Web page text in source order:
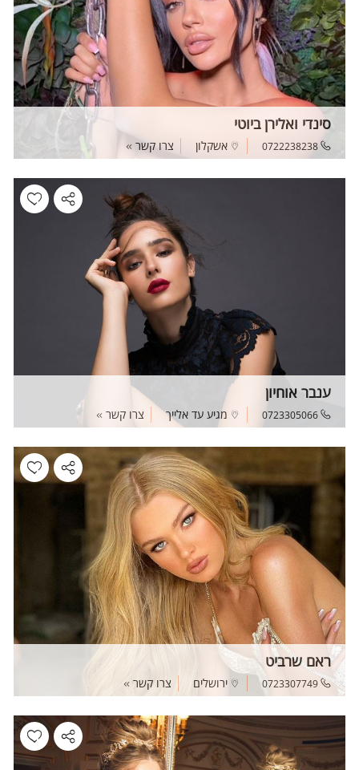
סינדי ואלירן ביוטי
0722238238 אשקלון צרו קשר
ענבר אוחיון
0723305066 מגיע עד אלייך צרו קשר
ראם שרביט
0723307749 ירושלים צרו קשר